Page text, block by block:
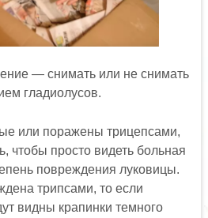
— снимать или не снимать
гладиолусов.
или поражены трицепсами,
чтобы просто видеть больная
повреждения луковицы.
трипсами, то если
видны крапинки темного